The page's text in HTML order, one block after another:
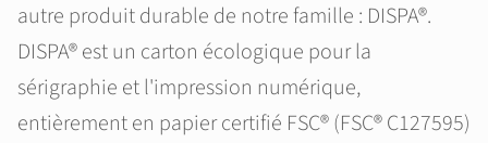
autre produit durable de notre famille : DISPA®.
DISPA® est un carton écologique pour la
sérigraphie et l'impression numérique,
entièrement en papier certifié FSC® (FSC® C127595)